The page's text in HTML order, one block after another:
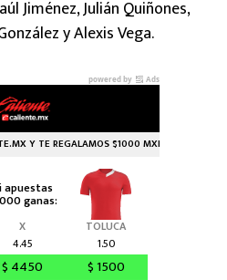
Jiménez, Julián Quiñones,
y Alexis Vega.